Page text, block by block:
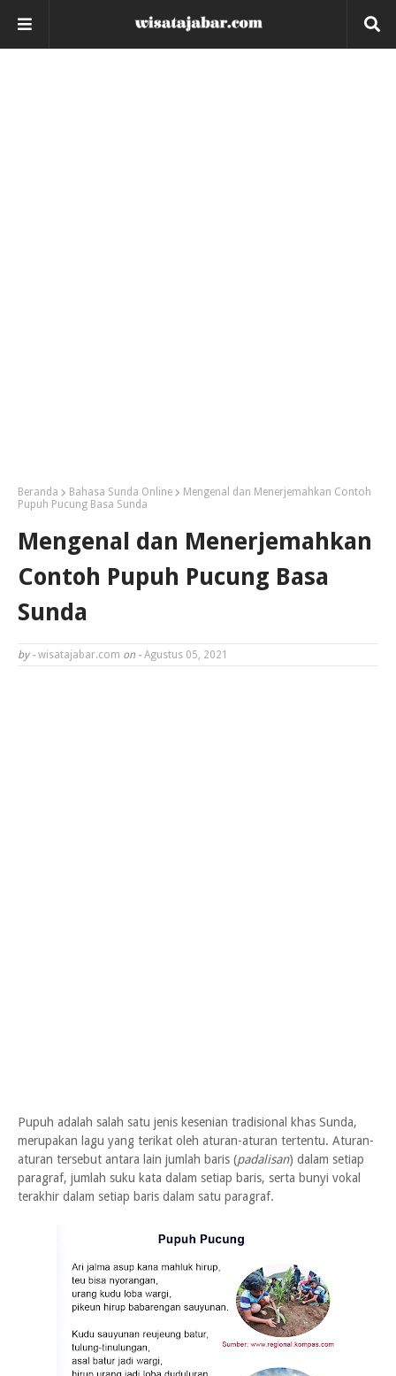
Beranda Bahasa Sunda Online
Mengenal dan Menerjemahkan Contoh
Pupuh Pucung Basa Sunda
Mengenal dan Menerjemahkan
Contoh Pupuh Pucung Basa
Sunda
by - wisatajabar.com on - Agustus 05, 2021
Pupuh adalah salah satu jenis kesenian tradisional khas Sunda,
merupakan lagu yang terikat oleh aturan-aturan tertentu. Aturan-
aturan tersebut antara lain jumlah baris (padalisan) dalam setiap
paragraf, jumlah suku kata dalam setiap baris, serta bunyi vokal
terakhir dalam setiap baris dalam satu paragraf.